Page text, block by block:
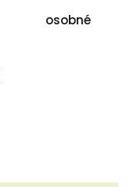
osobné